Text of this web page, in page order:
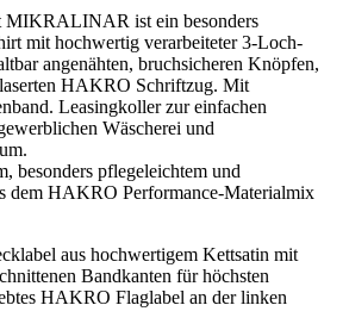
ist ein besonders
mit hochwertig verarbeiteter 3-Loch-
angenähten, bruchsicheren Knöpfen,
HAKRO Schriftzug. Mit
Leasingkoller zur einfachen
Wäscherei und
besonders pflegeleichtem und
dem HAKRO Performance-Materialmix
aus hochwertigem Kettsatin mit
Bandkanten für höchsten
HAKRO Flaglabel an der linken